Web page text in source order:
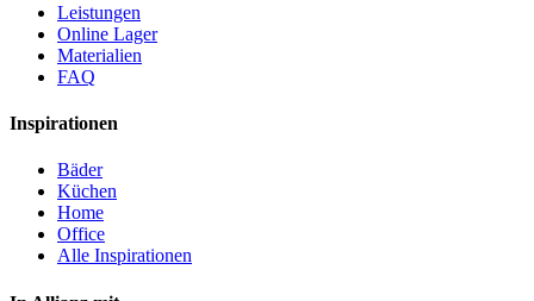
Leistungen
Online Lager
Materialien
FAQ
Inspirationen
Bäder
Küchen
Home
Office
Alle Inspirationen